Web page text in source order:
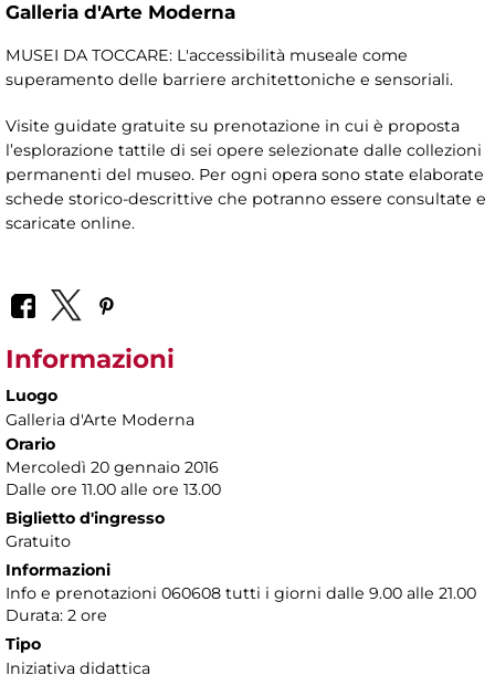
Galleria d'Arte Moderna
MUSEI DA TOCCARE: L'accessibilità museale come
superamento delle barriere architettoniche e sensoriali.
Visite guidate gratuite su prenotazione in cui è proposta
l’esplorazione tattile di sei opere selezionate dalle collezioni
permanenti del museo. Per ogni opera sono state elaborate
schede storico-descrittive che potranno essere consultate e
scaricate online.
Informazioni
Luogo
Galleria d'Arte Moderna
Orario
Mercoledì 20 gennaio 2016
Dalle ore 11.00 alle ore 13.00
Biglietto d'ingresso
Gratuito
Informazioni
Info e prenotazioni 060608 tutti i giorni dalle 9.00 alle 21.00
Durata: 2 ore
Tipo
Iniziativa didattica